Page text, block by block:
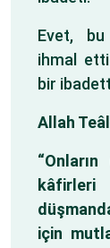
Evet, bu
ihmal
bir
Allah
için